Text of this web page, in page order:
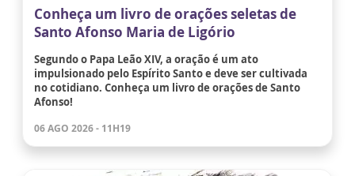
Conheça um livro de orações seletas de
Santo Afonso Maria de Ligório
Segundo o Papa Leão XIV, a oração é um ato
impulsionado pelo Espírito Santo e deve ser cultivada
no cotidiano. Conheça um livro de orações de Santo
Afonso!
06 AGO 2026 - 11H19